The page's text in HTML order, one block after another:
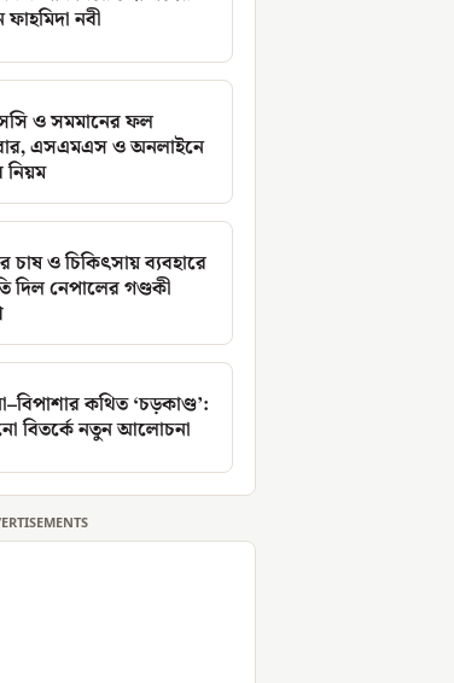
নবী
ও সমমানের ফল
এসএমএস ও অনলাইনে
নিয়ম
চাষ ও চিকিৎসায় ব্যবহারে
দিল নেপালের গণ্ডকী
কথিত ‘চড়কাণ্ড’:
বিতর্কে নতুন আলোচনা